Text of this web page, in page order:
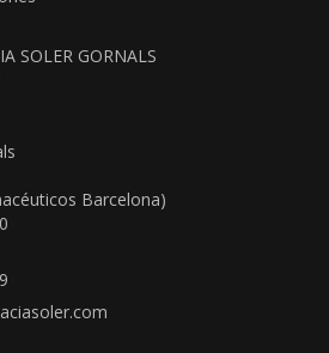
SOLER GORNALS
Barcelona)